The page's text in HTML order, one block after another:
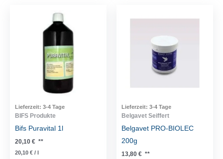
Lieferzeit: 3-4 Tage
BIFS Produkte
Bifs Puravital 1l
20,10 € **
20,10 € / l
Lieferzeit: 3-4 Tage
Belgavet Seiffert
Belgavet PRO-BIOLEC
200g
13,80 € **